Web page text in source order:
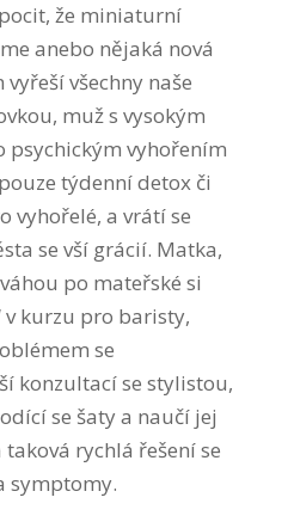
že miniaturní
anebo nějaká nová
všechny naše
muž s vysokým
psychickým vyhořením
týdenní detox či
vyhořelé, a vrátí se
se vší grácií. Matka,
po mateřské si
v kurzu pro baristy,
se
konzultací se stylistou,
se šaty a naučí jej
rychlá řešení se
symptomy.